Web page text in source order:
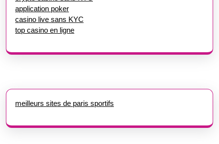
application poker
casino live sans KYC
top casino en ligne
meilleurs sites de paris sportifs